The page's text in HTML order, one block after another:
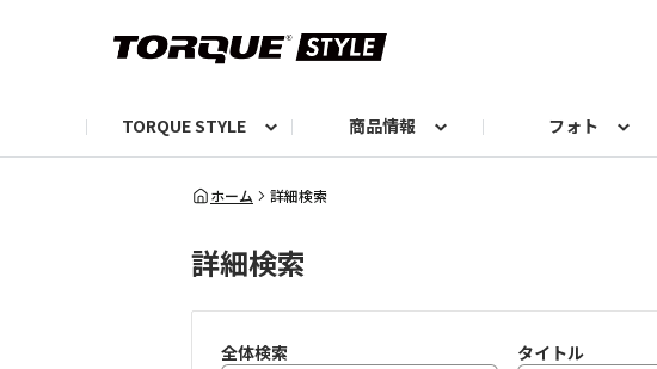
TORQUE STYLE
お知らせ TORQUIZ【投票企画】
商品情報
TORQUEニュース
フォト
TORQUEフォト
自己紹介しよう
編集部の日常フォト
ホーム 詳細検索
詳細検索
全体検索 タイトル